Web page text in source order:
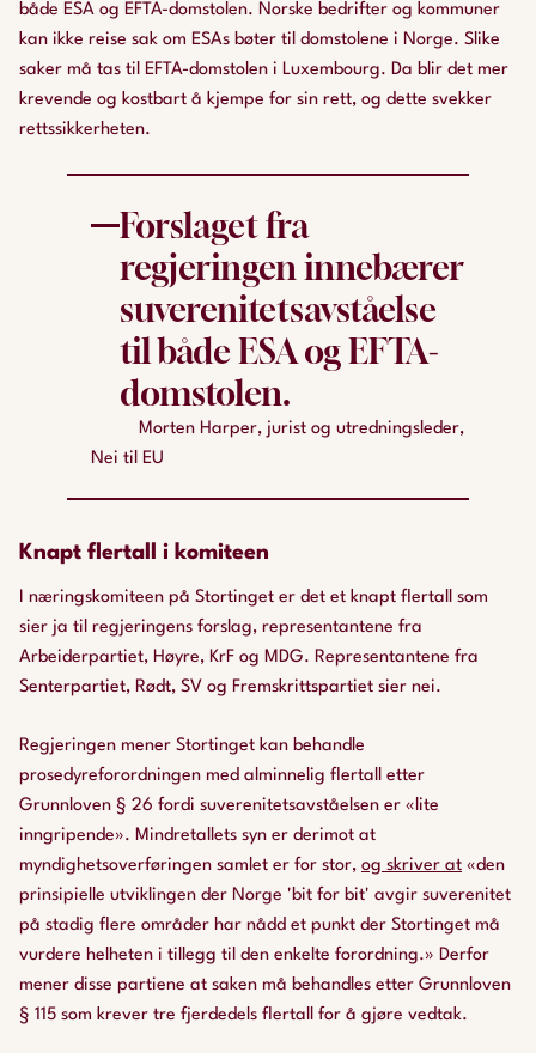
både ESA og EFTA-domstolen. Norske bedrifter og kommuner
kan ikke reise sak om ESAs bøter til domstolene i Norge. Slike
saker må tas til EFTA-domstolen i Luxembourg. Da blir det mer
krevende og kostbart å kjempe for sin rett, og dette svekker
rettssikkerheten.
Forslaget fra
regjeringen innebærer
suverenitetsavståelse
til både ESA og EFTA-
domstolen.
Morten Harper, jurist og utredningsleder,
Nei til EU
Knapt flertall i komiteen
I næringskomiteen på Stortinget er det et knapt flertall som
sier ja til regjeringens forslag, representantene fra
Arbeiderpartiet, Høyre, KrF og MDG. Representantene fra
Senterpartiet, Rødt, SV og Fremskrittspartiet sier nei.
Regjeringen mener Stortinget kan behandle
prosedyreforordningen med alminnelig flertall etter
Grunnloven § 26 fordi suverenitetsavståelsen er «lite
inngripende». Mindretallets syn er derimot at
myndighetsoverføringen samlet er for stor, og skriver at «den
prinsipielle utviklingen der Norge 'bit for bit' avgir suverenitet
på stadig flere områder har nådd et punkt der Stortinget må
vurdere helheten i tillegg til den enkelte forordning.» Derfor
mener disse partiene at saken må behandles etter Grunnloven
§ 115 som krever tre fjerdedels flertall for å gjøre vedtak.